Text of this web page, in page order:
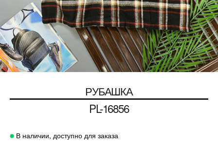
РУБАШКА
PL-16856
В наличии, доступно для заказа